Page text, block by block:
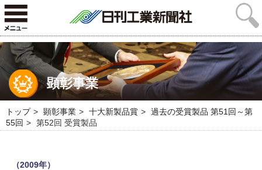
顕彰事業
トップ 顕彰事業 十大新製品賞
過去の受賞製品 第51回～第
55回
第52回 受賞製品
（2009年）